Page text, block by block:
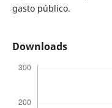
gasto público.
Downloads